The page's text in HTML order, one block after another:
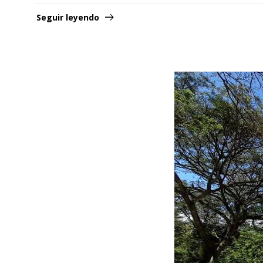
Seguir leyendo